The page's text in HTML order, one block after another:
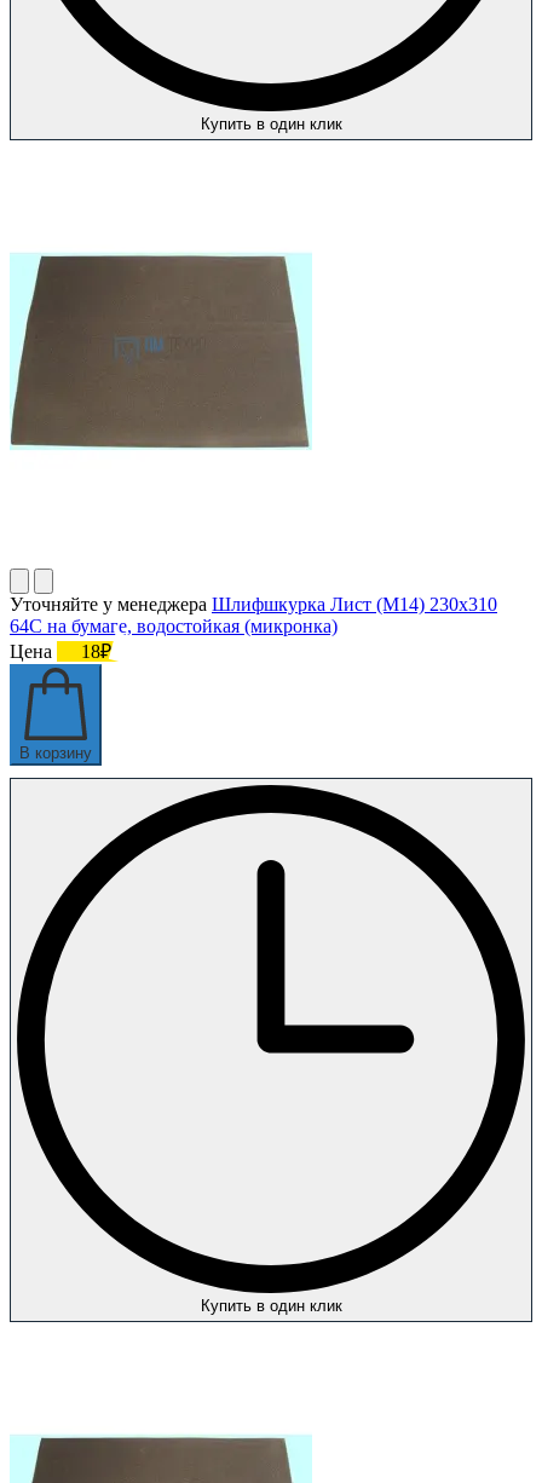
Купить в один клик
Уточняйте у менеджера Шлифшкурка Лист (М14) 230х310
64С на бумаге, водостойкая (микронка)
Цена
18₽
В корзину
Купить в один клик